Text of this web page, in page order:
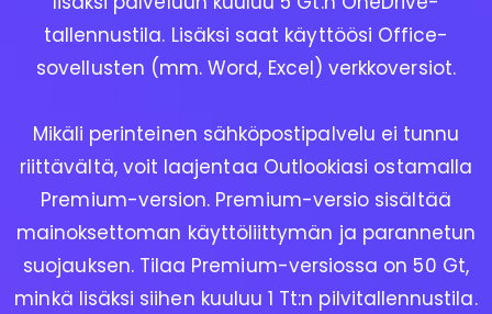
tallennustila. Lisäksi saat käyttöösi Office-
sovellusten (mm. Word, Excel) verkkoversiot.
Mikäli perinteinen sähköpostipalvelu ei tunnu
riittävältä, voit laajentaa Outlookiasi ostamalla
Premium-version. Premium-versio sisältää
mainoksettoman käyttöliittymän ja parannetun
suojauksen. Tilaa Premium-versiossa on 50 Gt,
minkä lisäksi siihen kuuluu 1 Tt:n pilvitallennustila.